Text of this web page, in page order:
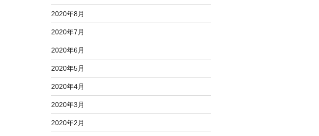
2020年8月
2020年7月
2020年6月
2020年5月
2020年4月
2020年3月
2020年2月